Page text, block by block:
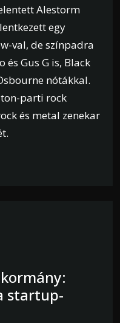
Alestorm
egy
val, de színpadra
és Gus G is, Black
nótákkal.
parti rock
és metal zenekar
startup-